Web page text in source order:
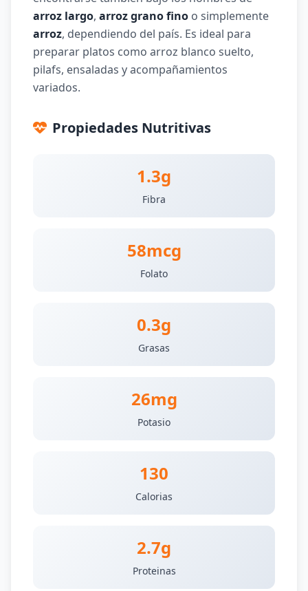
arroz largo, arroz grano fino o simplemente
arroz, dependiendo del país. Es ideal para
preparar platos como arroz blanco suelto,
pilafs, ensaladas y acompañamientos
variados.
Propiedades Nutritivas
1.3g
Fibra
58mcg
Folato
0.3g
Grasas
26mg
Potasio
130
Calorias
2.7g
Proteinas